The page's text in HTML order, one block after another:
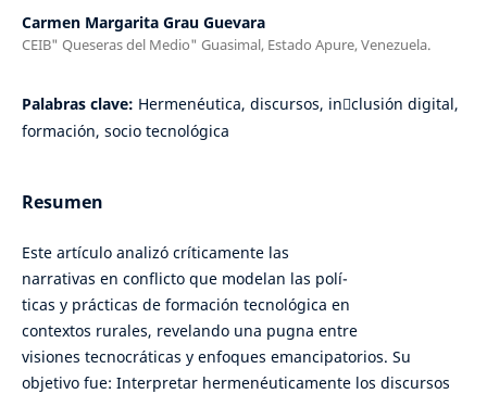
Carmen Margarita Grau Guevara
CEIB" Queseras del Medio" Guasimal, Estado Apure, Venezuela.
Palabras clave: Hermenéutica, discursos, in￾clusión digital,
formación, socio tecnológica
Resumen
Este artículo analizó críticamente las
narrativas en conflicto que modelan las polí-
ticas y prácticas de formación tecnológica en
contextos rurales, revelando una pugna entre
visiones tecnocráticas y enfoques emancipatorios. Su
objetivo fue: Interpretar hermenéuticamente los discursos